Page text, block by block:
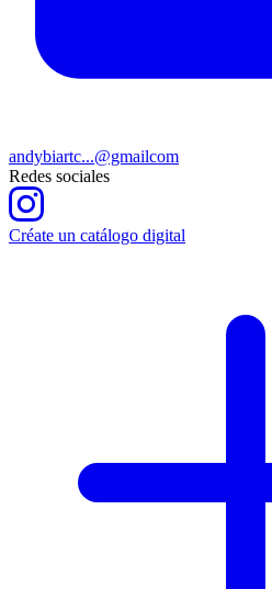
andybiartc...@gmailcom
Redes sociales
Créate un catálogo digital